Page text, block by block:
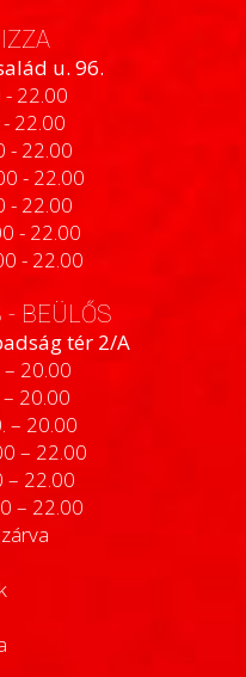
u. 96.
22.00
22.00
- 22.00
- 22.00
- 22.00
- 22.00
- 22.00
- BEÜLŐS
tér 2/A
20.00
20.00
– 20.00
– 22.00
– 22.00
– 22.00